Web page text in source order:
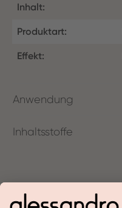
Inhalt:
Produktart:
Effekt:
Anwendung
Inhaltsstoffe